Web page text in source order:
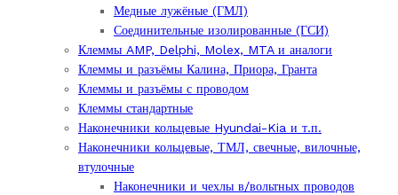
Медные лужёные (ГМЛ)
Соединительные изолированные (ГСИ)
Клеммы AMP, Delphi, Molex, MTA и аналоги
Клеммы и разъёмы Калина, Приора, Гранта
Клеммы и разъёмы с проводом
Клеммы стандартные
Наконечники кольцевые Hyundai-Kia и т.п.
Наконечники кольцевые, ТМЛ, свечные, вилочные,
втулочные
Наконечники и чехлы в/вольтных проводов